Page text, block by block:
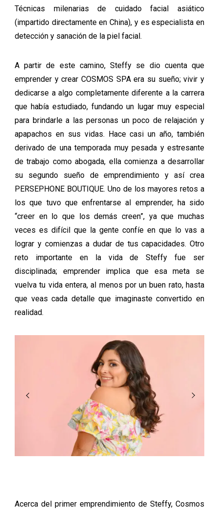
Técnicas milenarias de cuidado facial asiático
(impartido directamente en China), y es especialista en
detección y sanación de la piel facial.
A partir de este camino, Steffy se dio cuenta que
emprender y crear COSMOS SPA era su sueño; vivir y
dedicarse a algo completamente diferente a la carrera
que había estudiado, fundando un lugar muy especial
para brindarle a las personas un poco de relajación y
apapachos en sus vidas. Hace casi un año, también
derivado de una temporada muy pesada y estresante
de trabajo como abogada, ella comienza a desarrollar
su segundo sueño de emprendimiento y así crea
PERSEPHONE BOUTIQUE. Uno de los mayores retos a
los que tuvo que enfrentarse al emprender, ha sido
“creer en lo que los demás creen”, ya que muchas
veces es difícil que la gente confíe en que lo vas a
lograr y comienzas a dudar de tus capacidades. Otro
reto importante en la vida de Steffy fue ser
disciplinada; emprender implica que esa meta se
vuelva tu vida entera, al menos por un buen rato, hasta
que veas cada detalle que imaginaste convertido en
realidad.
Acerca del primer emprendimiento de Steffy, Cosmos